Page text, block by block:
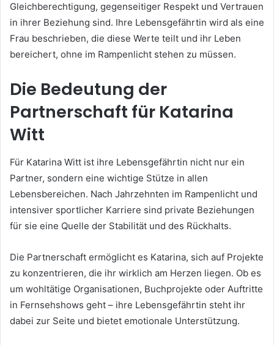
Gleichberechtigung, gegenseitiger Respekt und Vertrauen
in ihrer Beziehung sind. Ihre Lebensgefährtin wird als eine
Frau beschrieben, die diese Werte teilt und ihr Leben
bereichert, ohne im Rampenlicht stehen zu müssen.
Die Bedeutung der
Partnerschaft für Katarina
Witt
Für Katarina Witt ist ihre Lebensgefährtin nicht nur ein
Partner, sondern eine wichtige Stütze in allen
Lebensbereichen. Nach Jahrzehnten im Rampenlicht und
intensiver sportlicher Karriere sind private Beziehungen
für sie eine Quelle der Stabilität und des Rückhalts.
Die Partnerschaft ermöglicht es Katarina, sich auf Projekte
zu konzentrieren, die ihr wirklich am Herzen liegen. Ob es
um wohltätige Organisationen, Buchprojekte oder Auftritte
in Fernsehshows geht – ihre Lebensgefährtin steht ihr
dabei zur Seite und bietet emotionale Unterstützung.